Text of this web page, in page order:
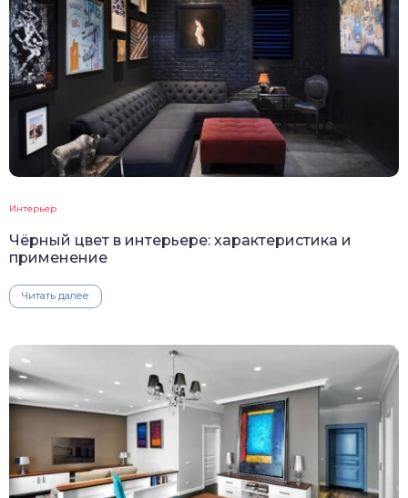
Интерьер
Чёрный цвет в интерьере: характеристика и
применение
Читать далее